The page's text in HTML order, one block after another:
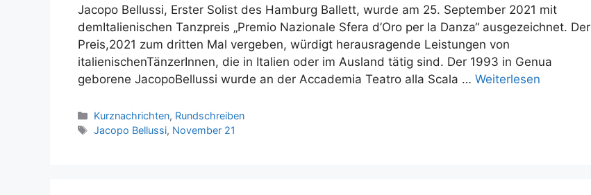
Jacopo Bellussi, Erster Solist des Hamburg Ballett, wurde am 25. September 2021 mit
demItalienischen Tanzpreis „Premio Nazionale Sfera d’Oro per la Danza“ ausgezeichnet. Der
Preis,2021 zum dritten Mal vergeben, würdigt herausragende Leistungen von
italienischenTänzerInnen, die in Italien oder im Ausland tätig sind. Der 1993 in Genua
geborene JacopoBellussi wurde an der Accademia Teatro alla Scala … Weiterlesen
Kategorien
Kurznachrichten, Rundschreiben
Schlagwörter
Jacopo Bellussi, November 21